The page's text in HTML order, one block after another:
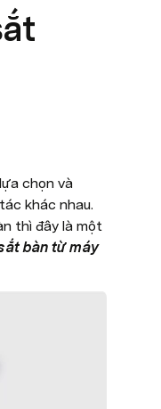
chọn và
khác nhau.
thì đây là một
bàn từ máy